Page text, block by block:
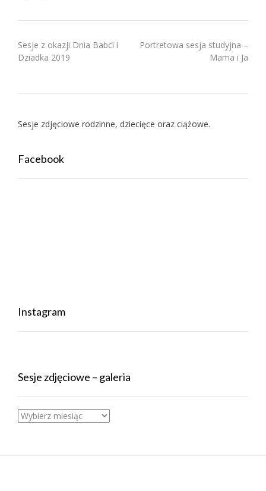
Nawigacja
wpisu
Sesje z okazji Dnia Babci i
Dziadka 2019
Portretowa sesja studyjna –
Mama i Ja
Sesje zdjęciowe rodzinne, dziecięce oraz ciążowe.
Facebook
Instagram
Sesje zdjęciowe – galeria
Sesje